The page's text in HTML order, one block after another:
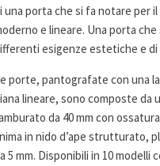
una porta che si fa notare per
e lineare. Una porta che
esigenze estetiche e di
porte, pantografate con una
lineare, sono composte da
da 40 mm con
in nido d’ape strutturato,
5 mm. Disponibili in 10 modelli